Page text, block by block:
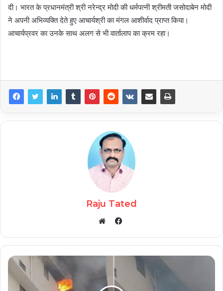
दी। भारत के प्रधानमंत्री श्री नरेन्द्र मोदी की धर्मपत्नी श्रीमती जसोदाबेन मोदी
ने अपनी अभिव्यक्ति देते हुए आचार्यश्री का मंगल आशीर्वाद प्राप्त किया।
आचार्यप्रवर का उनके साथ अलग से भी वार्तालाप का क्रम रहा।
Raju Tated
Facebook